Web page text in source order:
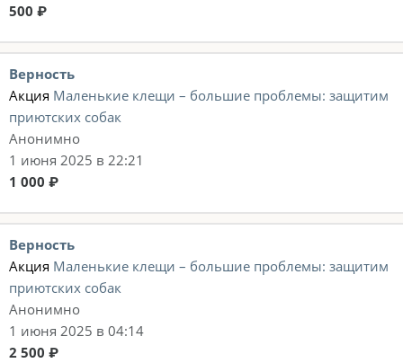
500 ₽
Верность
Акция Маленькие клещи – большие проблемы: защитим
приютских собак
Анонимно
1 июня 2025 в 22:21
1 000 ₽
Верность
Акция Маленькие клещи – большие проблемы: защитим
приютских собак
Анонимно
1 июня 2025 в 04:14
2 500 ₽